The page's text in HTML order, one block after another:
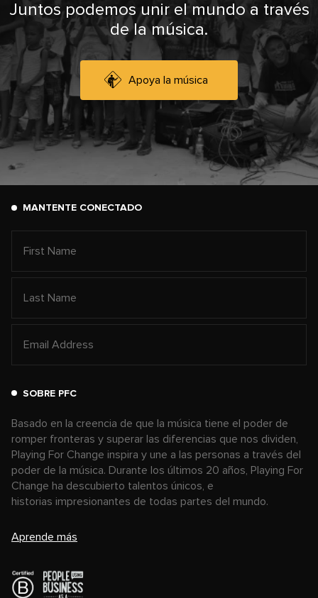
Juntos podemos unir el mundo a través
de la música.
Apoya la música
MANTENTE CONECTADO
SOBRE PFC
Basado en la creencia de que la música tiene el poder de
romper fronteras y superar las diferencias que nos dividen,
Playing For Change inspira y une a las personas a través del
poder de la música. Durante los últimos 20 años, Playing For
Change ha descubierto talentos únicos, e
historias impresionantes de todas partes del mundo.
Aprende más